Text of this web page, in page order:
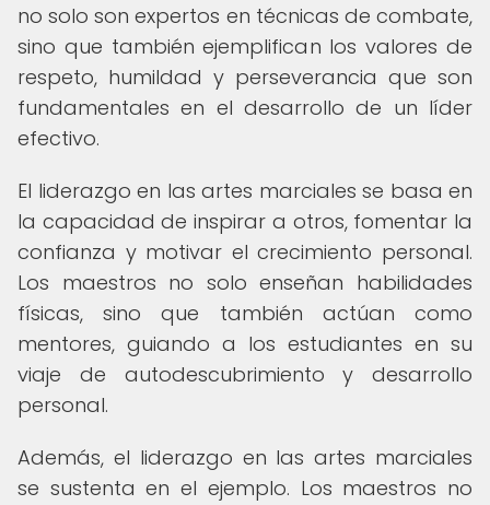
no solo son expertos en técnicas de combate,
sino que también ejemplifican los valores de
respeto, humildad y perseverancia que son
fundamentales en el desarrollo de un líder
efectivo.
El liderazgo en las artes marciales se basa en
la capacidad de inspirar a otros, fomentar la
confianza y motivar el crecimiento personal.
Los maestros no solo enseñan habilidades
físicas, sino que también actúan como
mentores, guiando a los estudiantes en su
viaje de autodescubrimiento y desarrollo
personal.
Además, el liderazgo en las artes marciales
se sustenta en el ejemplo. Los maestros no